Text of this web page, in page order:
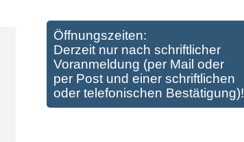
Öffnungszeiten:
Derzeit nur nach schriftlicher
Voranmeldung (per Mail oder
per Post und einer schriftlichen
oder telefonischen Bestätigung)!